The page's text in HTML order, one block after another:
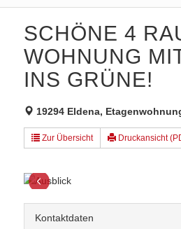
SCHÖNE 4
WOHNUNG
INS GRÜNE!
19294 Eldena,
Zur Übersicht Druckansicht
Kontaktdaten